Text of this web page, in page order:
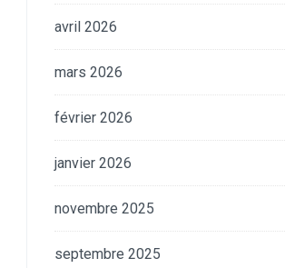
avril 2026
mars 2026
février 2026
janvier 2026
novembre 2025
septembre 2025